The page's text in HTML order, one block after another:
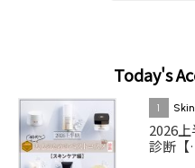
Today's
1
2026
診断